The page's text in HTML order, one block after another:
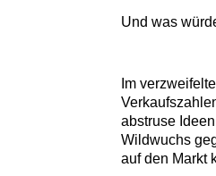
Und was
Im
abstruse
Wildwuchs
auf den Markt